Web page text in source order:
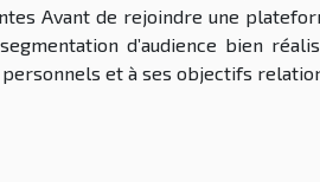
Avant de rejoindre une
d’audience bien
et à ses objectifs